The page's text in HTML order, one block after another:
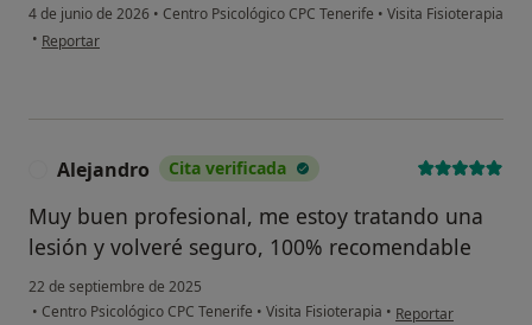
4 de junio de 2026 • Centro Psicológico CPC Tenerife • Visita Fisioterapia
• en opinión del usuario CJ
Reportar
Alejandro Cita verificada
Muy buen profesional, me estoy tratando una
lesión y volveré seguro, 100% recomendable
22 de septiembre de 2025
• Centro Psicológico CPC Tenerife • Visita Fisioterapia • en opinión del
Reportar